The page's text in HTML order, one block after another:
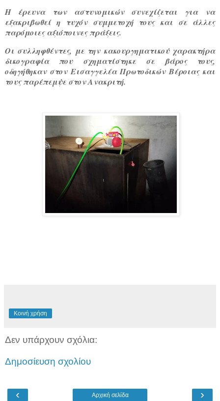
Η έρευνα των αστυνομικών συνεχίζεται για να
εξακριβωθεί η τυχόν συμμετοχή τους και σε άλλες
παρόμοιες αξιόποινες πράξεις.
Οι συλληφθέντες, με την κακουργηματικού χαρακτήρα
δικογραφία που σχηματίστηκε σε βάρος τους,
οδηγήθηκαν στον Εισαγγελέα Πρωτοδικών Βέροιας και
τους παρέπεμψε στον Ανακριτή.
Κοινή χρήση
Δεν υπάρχουν σχόλια:
Δημοσίευση σχολίου
‹ ›
Αρχική σελίδα